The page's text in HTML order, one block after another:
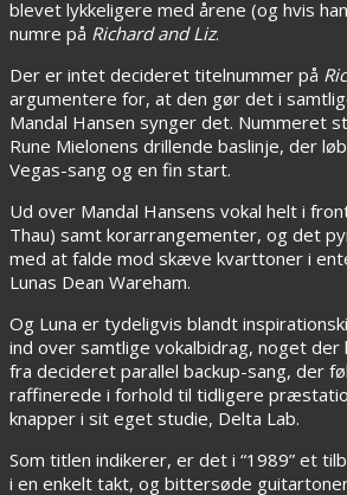
blevet lykkeligere med årene (og hvis
numre på Richard and Liz.
Der er intet decideret titelnummer på
argumentere for, at den gør det i
Mandal Hansen synger det.
Rune Mielonens drillende baslinje, der
Vegas-sang og en fin start.
Ud over Mandal Hansens vokal helt i
Thau) samt korarrangementer, og det
med at falde mod skæve kvarttoner i
Lunas Dean Wareham.
Og Luna er tydeligvis blandt
ind over samtlige vokalbidrag, noget
fra decideret parallel backup-sang, der
raffinerede i forhold til tidligere
knapper i sit eget studie, Delta Lab.
Som titlen indikerer, er det i “1989” et
i en enkelt takt, og bittersøde